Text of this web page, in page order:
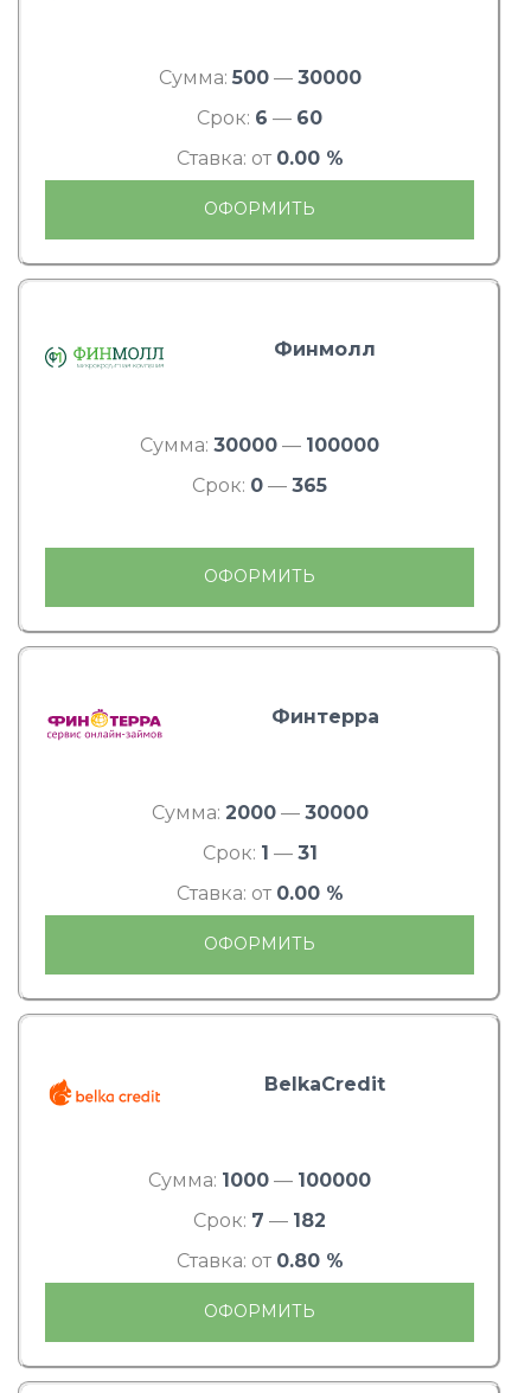
Сумма: 500— 30000
Срок: 6 — 60
Ставка: от 0.00 %
ОФОРМИТЬ
Финмолл
Сумма: 30000 — 100000
Срок: 0 — 365
ОФОРМИТЬ
Финтерра
Сумма: 2000— 30000
Срок: 1 — 31
Ставка: от 0.00 %
ОФОРМИТЬ
BelkaCredit
Сумма: 1000 — 100000
Срок: 7 — 182
Ставка: от 0.80 %
ОФОРМИТЬ